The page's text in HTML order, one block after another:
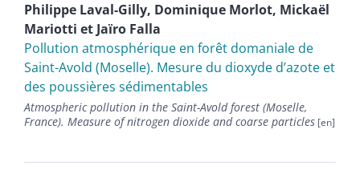
Philippe Laval-Gilly, Dominique Morlot, Mickaël
Mariotti et Jaïro Falla
Pollution atmosphérique en forêt domaniale de
Saint-Avold (Moselle). Mesure du dioxyde d’azote et
des poussières sédimentables
Atmospheric pollution in the Saint-Avold forest (Moselle,
France). Measure of nitrogen dioxide and coarse particles